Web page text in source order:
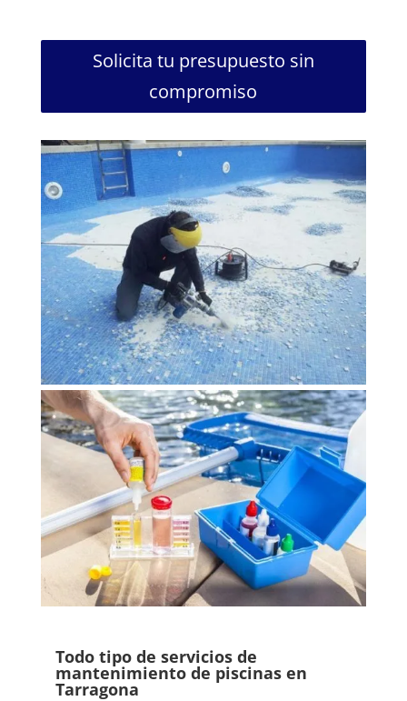
Solicita tu presupuesto sin
compromiso
Todo tipo de servicios de
mantenimiento de piscinas en
Tarragona